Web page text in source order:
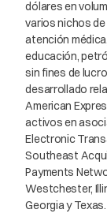
dólares en
varios nichos
atención
educación,
sin fines de
desarrollado
American
activos en
Electronic
Southeast
Payments
Westchester,
Georgia y Texas.